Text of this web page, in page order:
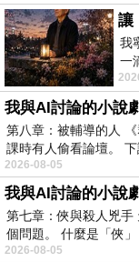
讓
我
一
夏
我與AI討論的小說
第八章：被輔導的人
課時有人偷看論壇。
2026-08-05
我與AI討論的小說
第七章：俠與殺人兇手
個問題。 什麼是「俠
2026-08-05